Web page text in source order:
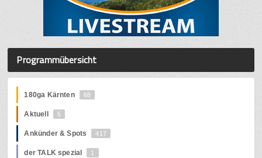
Programmübersicht
180ga Kärnten 68
Aktuell 5
Ankünder & Spots 417
der TALK spezial 1